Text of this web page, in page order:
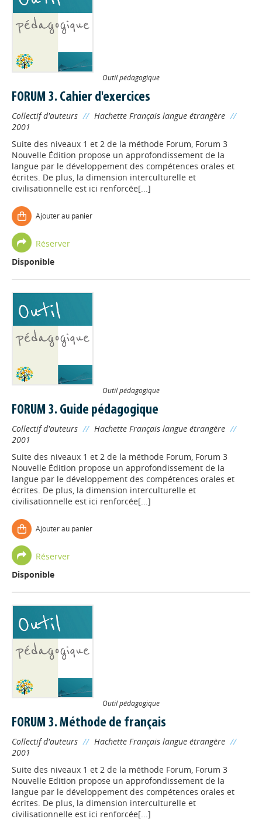
Outil pédagogique
FORUM 3. Cahier d'exercices
Collectif d'auteurs // Hachette Français langue étrangère //
2001
Suite des niveaux 1 et 2 de la méthode Forum, Forum 3
Nouvelle Édition propose un approfondissement de la
langue par le développement des compétences orales et
écrites. De plus, la dimension interculturelle et
civilisationnelle est ici renforcée[...]
Ajouter au panier
Réserver
Disponible
Outil pédagogique
FORUM 3. Guide pédagogique
Collectif d'auteurs // Hachette Français langue étrangère //
2001
Suite des niveaux 1 et 2 de la méthode Forum, Forum 3
Nouvelle Édition propose un approfondissement de la
langue par le développement des compétences orales et
écrites. De plus, la dimension interculturelle et
civilisationnelle est ici renforcée[...]
Ajouter au panier
Réserver
Disponible
Outil pédagogique
FORUM 3. Méthode de français
Collectif d'auteurs // Hachette Français langue étrangère //
2001
Suite des niveaux 1 et 2 de la méthode Forum, Forum 3
Nouvelle Edition propose un approfondissement de la
langue par le développement des compétences orales et
écrites. De plus, la dimension interculturelle et
civilisationnelle est ici renforcée[...]